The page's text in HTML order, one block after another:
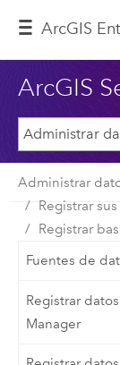
ArcGIS
ArcGIS
Administrar
Registrar
Registrar
Fuentes de
Registrar
Manager